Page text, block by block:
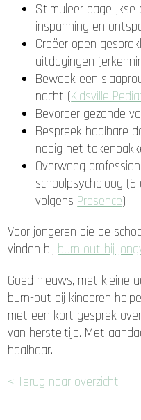
Stimuleer
inspanning en
Creëer open
uitdagingen
Bewaak een
nacht (Kidsville
Bevorder gezonde
Bespreek haalbare
nodig het
Overweeg
schoolpsycholoog
volgensPresence)
Voor jongeren die de
vinden bijburn out bij
Goed nieuws, met kleine
burn-out bij kinderen
met een kort gesprek
van hersteltijd. Met
haalbaar.
< Terug naar overzicht